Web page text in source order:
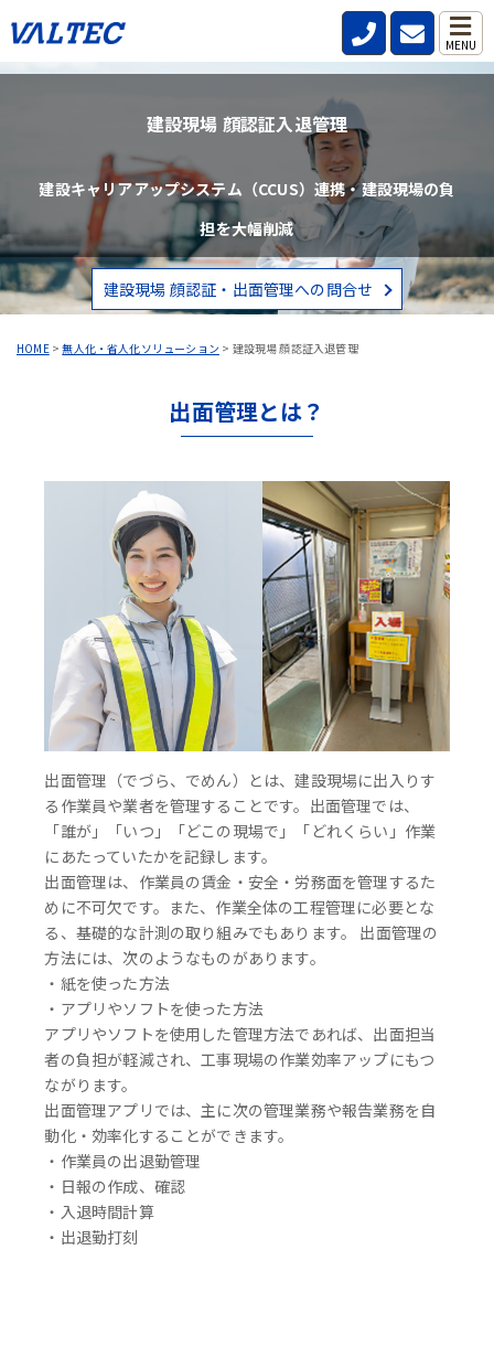
MENU
HOME>無人化・省人化ソリューション > 建設現場 顔認証入退管理
建設現場 顔認証入退管理
建設キャリアアップシステム（CCUS）連携・建設現場の負
担を大幅削減
建設現場 顔認証・出面管理への問合せ
出面管理とは？
出面管理（でづら、でめん）とは、建設現場に出入りす
る作業員や業者を管理することです。出面管理では、
「誰が」「いつ」「どこの現場で」「どれくらい」作業
にあたっていたかを記録します。
出面管理は、作業員の賃金・安全・労務面を管理するた
めに不可欠です。また、作業全体の工程管理に必要とな
る、基礎的な計測の取り組みでもあります。 出面管理の
方法には、次のようなものがあります。
・紙を使った方法
・アプリやソフトを使った方法
アプリやソフトを使用した管理方法であれば、出面担当
者の負担が軽減され、工事現場の作業効率アップにもつ
ながります。
出面管理アプリでは、主に次の管理業務や報告業務を自
動化・効率化することができます。
・作業員の出退勤管理
・日報の作成、確認
・入退時間計算
・出退勤打刻